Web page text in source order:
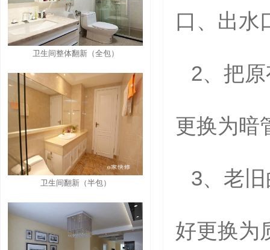
卫生间整体翻新（全包）
卫生间翻新（半包）
口、出水
2、把
更换为暗
3、老
好更换为